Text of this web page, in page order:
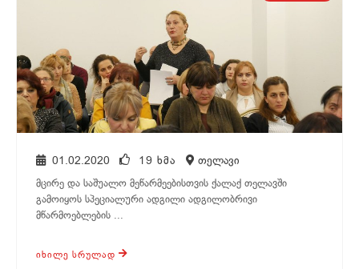
01.02.2020 19 ᲮᲛᲐ თელავი
მცირე და საშუალო მეწარმეებისთვის ქალაქ თელავში
გამოიყოს სპეციალური ადგილი ადგილობრივი
მწარმოებლების ...
ᲘᲮᲘᲚᲔ ᲡᲠᲣᲚᲐᲓ